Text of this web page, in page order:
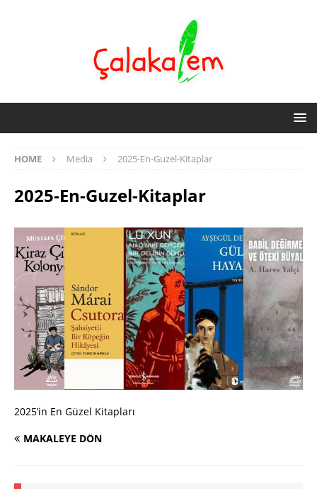
HOME Media 2025-En-Guzel-Kitaplar
2025-En-Guzel-Kitaplar
2025’in En Güzel Kitapları
MAKALEYE DÖN